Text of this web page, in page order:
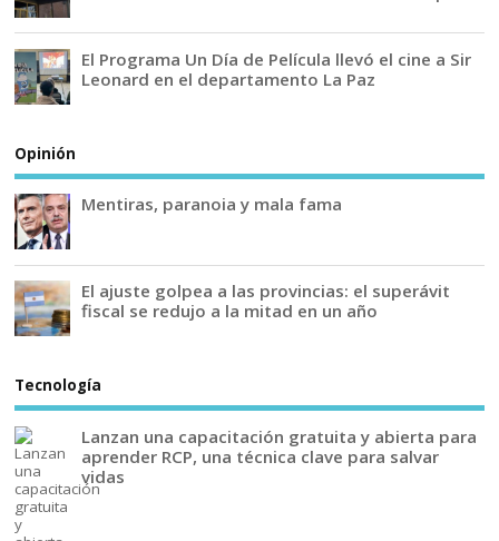
El Programa Un Día de Película llevó el cine a Sir
Leonard en el departamento La Paz
Opinión
Mentiras, paranoia y mala fama
El ajuste golpea a las provincias: el superávit
fiscal se redujo a la mitad en un año
Tecnología
Lanzan una capacitación gratuita y abierta para
aprender RCP, una técnica clave para salvar
vidas